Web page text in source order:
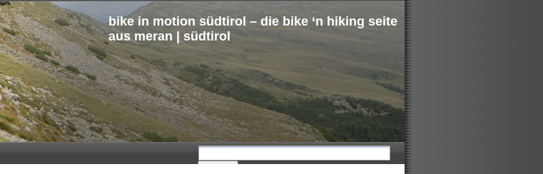
bike in motion südtirol – die bike ‘n hiking seite
aus meran | südtirol